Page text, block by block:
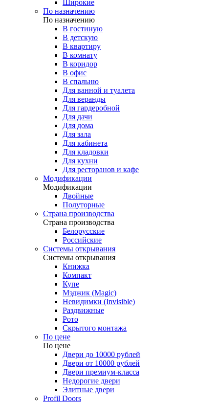
Широкие
По назначению
По назначению
В гостиную
В детскую
В квартиру
В комнату
В коридор
В офис
В спальню
Для ванной и туалета
Для веранды
Для гардеробной
Для дачи
Для дома
Для зала
Для кабинета
Для кладовки
Для кухни
Для ресторанов и кафе
Модификации
Модификации
Двойные
Полуторные
Страна производства
Страна производства
Белорусские
Российские
Системы открывания
Системы открывания
Книжка
Компакт
Купе
Мэджик (Magic)
Невидимки (Invisible)
Раздвижные
Рото
Скрытого монтажа
По цене
По цене
Двери до 10000 рублей
Двери от 10000 рублей
Двери премиум-класса
Недорогие двери
Элитные двери
Profil Doors